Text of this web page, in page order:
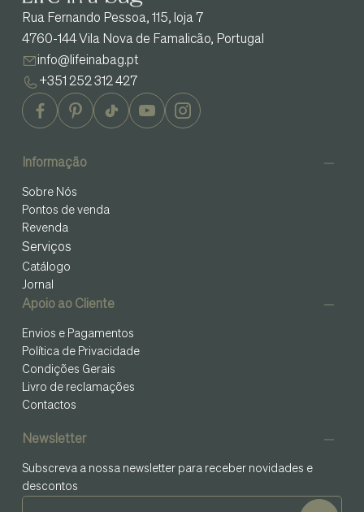
Rua Fernando Pessoa, 115, loja 7
4760-144 Vila Nova de Famalicão, Portugal
info@lifeinabag.pt
+351 252 312 427
Informação
Sobre Nós
Pontos de venda
Revenda
Serviços
Catálogo
Jornal
Apoio ao Cliente
Envios e Pagamentos
Política de Privacidade
Condições Gerais
Livro de reclamações
Contactos
Newsletter
Subscreva a nossa newsletter para receber novidades e
descontos